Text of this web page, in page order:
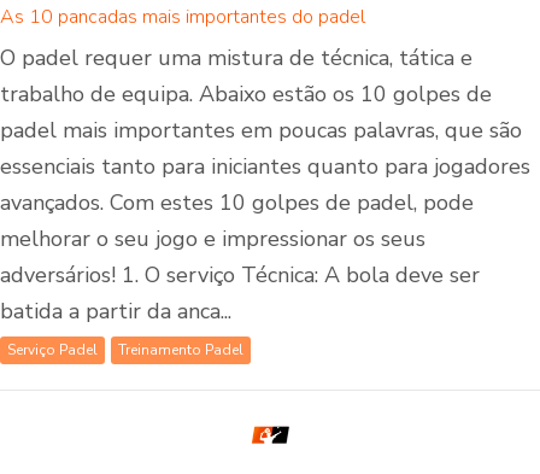
As 10 pancadas mais importantes do padel
O padel requer uma mistura de técnica, tática e
trabalho de equipa. Abaixo estão os 10 golpes de
padel mais importantes em poucas palavras, que são
essenciais tanto para iniciantes quanto para jogadores
avançados. Com estes 10 golpes de padel, pode
melhorar o seu jogo e impressionar os seus
adversários! 1. O serviço Técnica: A bola deve ser
batida a partir da anca...
Serviço Padel Treinamento Padel